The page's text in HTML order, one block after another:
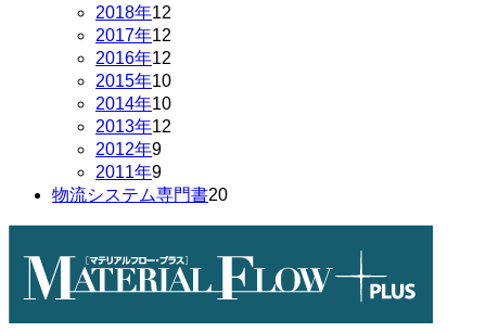
品
2018年12
商
品
2017年12
の
商
2016年12
個
の
2015年1010
個
2014年1010
品
2013年12
商
2012年99
個
の
2011年99
個
品
物流システム専門書2020
商
品